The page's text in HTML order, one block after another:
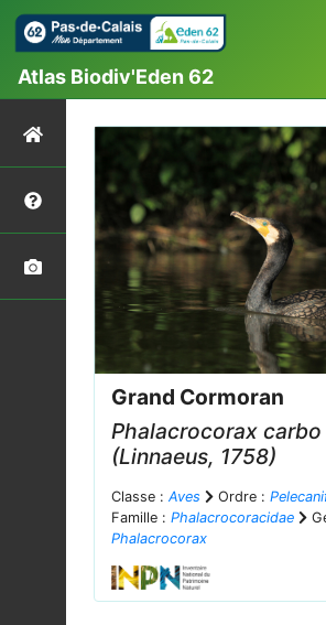
Atlas Biodiv'Eden 62
Grand Cormoran
Phalacrocorax carbo
(Linnaeus, 1758)
Classe : Aves Ordre :
Famille : Phalacrocoracidae
Phalacrocorax